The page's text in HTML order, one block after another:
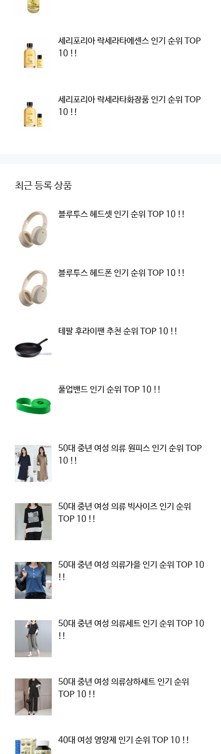
세리포리아 락세라타에센스 인기 순위 TOP
10 !!
세리포리아 락세라타화장품 인기 순위 TOP
10 !!
최근 등록 상품
블루투스 헤드셋 인기 순위 TOP 10 !!
블루투스 헤드폰 인기 순위 TOP 10 !!
테팔 후라이팬 추천 순위 TOP 10 !!
풀업밴드 인기 순위 TOP 10 !!
50대 중년 여성 의류 원피스 인기 순위 TOP
10 !!
50대 중년 여성 의류 빅사이즈 인기 순위
TOP 10 !!
50대 중년 여성 의류가을 인기 순위 TOP 10
!!
50대 중년 여성 의류세트 인기 순위 TOP 10
!!
50대 중년 여성 의류상하세트 인기 순위
TOP 10 !!
40대 여성 영양제 인기 순위 TOP 10 !!